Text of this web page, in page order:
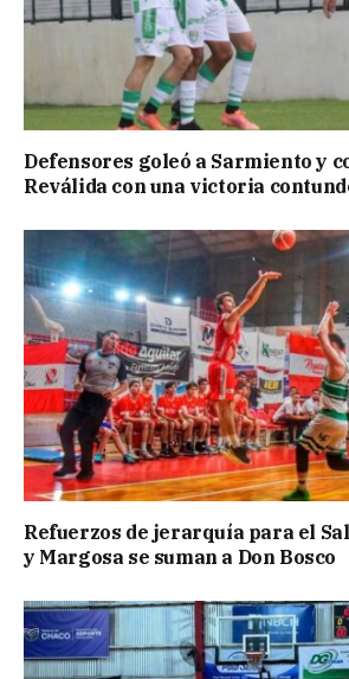
Defensores goleó a Sarmiento y
Reválida con una victoria
Refuerzos de jerarquía para el
y Margosa se suman a Don Bosco